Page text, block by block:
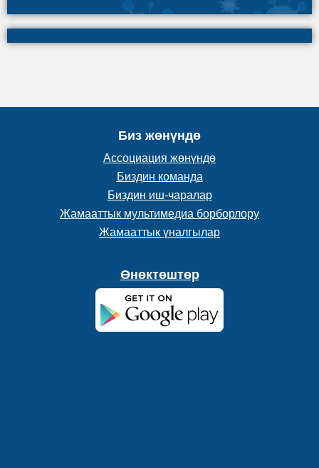
Биз жөнүндө
Ассоциация жөнүндө
Биздин команда
Биздин иш-чаралар
Жамааттык мультимедиа борборлору
Жамааттык үналгылар
Өнөктөштөр